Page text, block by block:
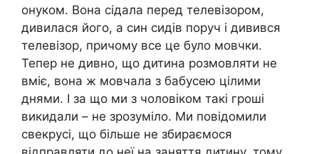
онуком. Вона сідала перед телевізором,
дивилася його, а син сидів поруч і дивився
телевізор, причому все це було мовчки.
Тепер не дивно, що дитина розмовляти не
вміє, вона ж мовчала з бабусею цілими
днями. І за що ми з чоловіком такі гроші
викидали – не зрозуміло. Ми повідомили
свекрусі, що більше не збираємося